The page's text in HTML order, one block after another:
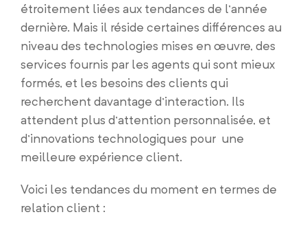
étroitement liées aux tendances de l’année
dernière. Mais il réside certaines différences au
niveau des technologies mises en œuvre, des
services fournis par les agents qui sont mieux
formés, et les besoins des clients qui
recherchent davantage d’interaction. Ils
attendent plus d’attention personnalisée, et
d’innovations technologiques pour une
meilleure expérience client.
Voici les tendances du moment en termes de
relation client :